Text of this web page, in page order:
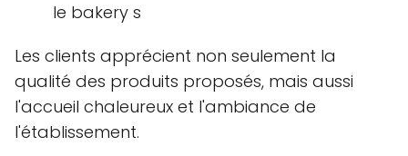
le bakery s
Les clients apprécient non seulement la
qualité des produits proposés, mais aussi
l'accueil chaleureux et l'ambiance de
l'établissement.